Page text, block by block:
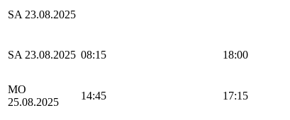
SA 23.08.2025
SA 23.08.2025 08:15 18:00
MO
25.08.2025
14:45 17:15